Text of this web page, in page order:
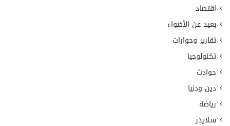
اقتصاد
بعيد عن الأضواء
تقارير وحوارات
تكنولوجيا
حوادث
دين ودنيا
رياضة
سلايدر